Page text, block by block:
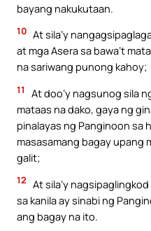
bayang nakukutaan.
10 At sila’y
at mga Asera sa bawa’t
na sariwang punong kahoy;
11
At doo’y nagsunog sila
mataas na dako, gaya ng
pinalayas ng Panginoon sa
masasamang bagay upang
galit;
12 At sila’y
sa kanila ay sinabi ng
ang bagay na ito.